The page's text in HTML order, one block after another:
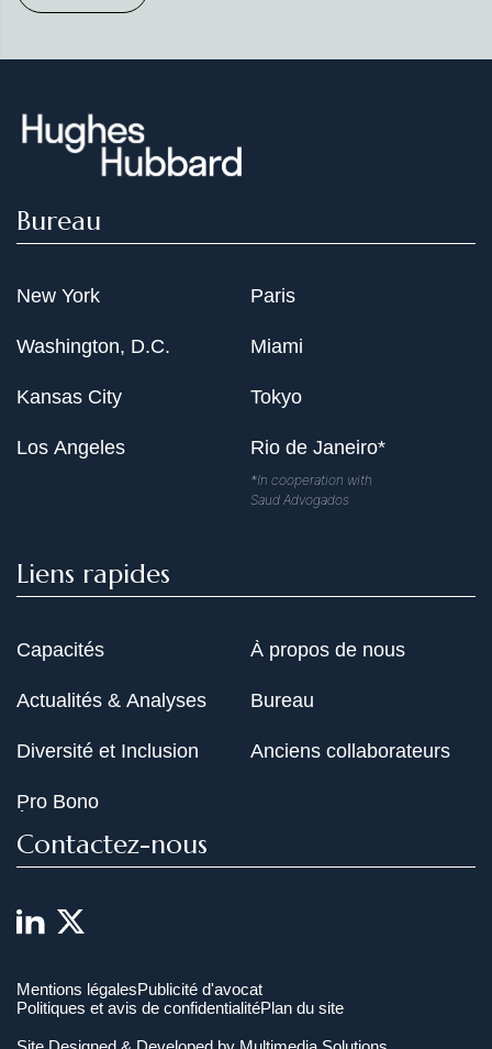
Bureau
New York
Washington, D.C.
Kansas City
Los Angeles
Paris
Miami
Tokyo
Rio de Janeiro*
*In cooperation with
Saud Advogados
Liens rapides
Capacités
Actualités & Analyses
Diversité et Inclusion
Pro Bono
À propos de nous
Bureau
Anciens collaborateurs
Contactez-nous
Mentions légalesPublicité d'avocat
Politiques et avis de confidentialitéPlan du site